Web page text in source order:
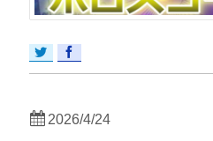
2026/4/24